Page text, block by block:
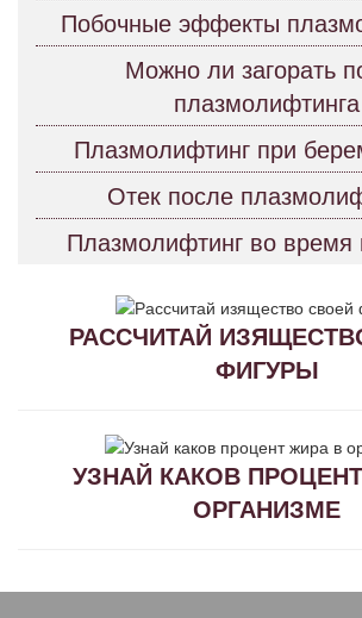
Побочные эффекты
Можно ли загорать
плазмолифтинга
Плазмолифтинг при
Отек после
Плазмолифтинг во время
РАССЧИТАЙ
ФИГУРЫ
УЗНАЙ КАКОВ
ОРГАНИЗМЕ